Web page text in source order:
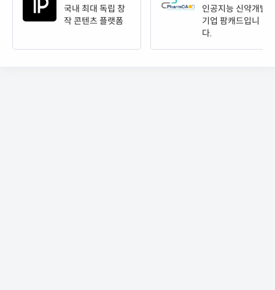
국내 최대 독립 창
작 콘텐츠 플랫폼
인공지능 신약개발
기업 팜캐드입니
다.